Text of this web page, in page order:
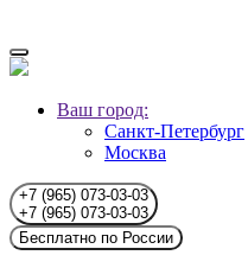
Ваш город:
Санкт-Петербург
Москва
+7 (965) 073-03-03
+7 (965) 073-03-03
Бесплатно по России